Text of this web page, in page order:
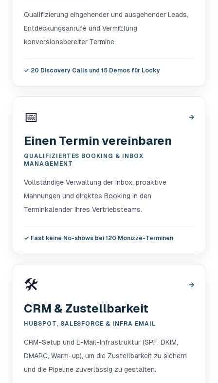
Qualifizierung eingehender und ausgehender Leads,
Entdeckungsanrufe und Vermittlung
konversionsbereiter Termine.
✓ 20 Discovery Calls und 15 Demos für Locky
📅 →
Einen Termin vereinbaren
QUALIFIZIERTES BOOKING & INBOX
MANAGEMENT
Vollständige Verwaltung der Inbox, proaktive
Mahnungen und direktes Booking in den
Terminkalender Ihres Vertriebsteams.
✓ Fast keine No-shows bei 120 Monizze-Terminen
🛠️ →
CRM & Zustellbarkeit
HUBSPOT, SALESFORCE & INFRA EMAIL
CRM-Setup und E-Mail-Infrastruktur (SPF, DKIM,
DMARC, Warm-up), um die Zustellbarkeit zu sichern
und die Pipeline zuverlässig zu gestalten.